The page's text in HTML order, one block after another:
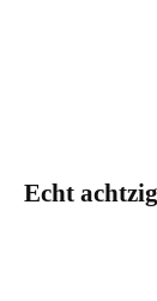
Echt